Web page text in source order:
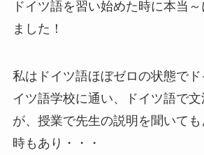
ドイツ語を習い始めた時に本当
ました！
私はドイツ語ほぼゼロの状態で
イツ語学校に通い、ドイツ語で
が、授業で先生の説明を聞いて
時もあり・・・